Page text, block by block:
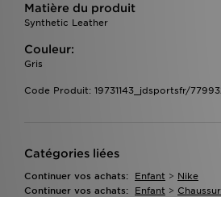
Matière du produit
Synthetic Leather
Couleur:
Gris
Code Produit: 19731143_jdsportsfr/
Catégories liées
Continuer vos achats: Enfant > Nike
Continuer vos achats:
Enfant >